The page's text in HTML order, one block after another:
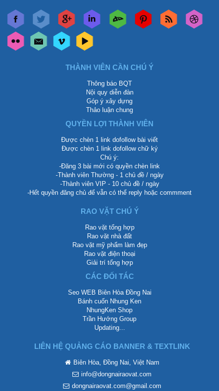
THÀNH VIÊN CẦN CHÚ Ý
Thông báo BQT
Nội quy diễn đàn
Góp ý xây dựng
Thảo luận chung
QUYỀN LỢI THÀNH VIÊN
Được chèn 1 link dofollow bài viết
Được chèn 1 link dofollow chữ ký
Chú ý:
-Đăng 3 bài mới có quyền chèn link
-Thành viên Thường - 1 chủ đề / ngày
-Thành viên VIP - 10 chủ đề / ngày
-Hết quyền đăng chủ để vẫn có thể reply hoặc commment
RAO VẶT CHÚ Ý
Rao vặt tổng hợp
Rao vặt nhà đất
Rao vặt mỹ phẩm làm đẹp
Rao vặt điện thoại
Giải trí tổng hợp
CÁC ĐỐI TÁC
Seo WEB Biên Hòa Đồng Nai
Bánh cuốn Nhung Ken
NhungKen Shop
Trần Hướng Group
Updating...
LIÊN HỆ QUẢNG CÁO BANNER & TEXTLINK
Biên Hòa, Đồng Nai, Việt Nam
info@dongnairaovat.com
dongnairaovat.com@gmail.com